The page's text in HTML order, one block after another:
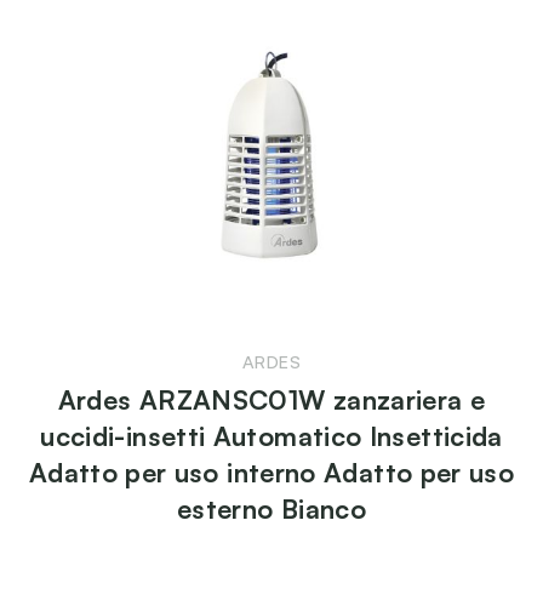
ARDES
Ardes ARZANSC01W zanzariera e
uccidi-insetti Automatico Insetticida
Adatto per uso interno Adatto per uso
esterno Bianco